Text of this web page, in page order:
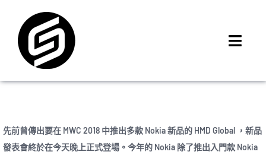
content
iPhone 回收價
先前曾傳出要在 MWC 2018 中推出多款 Nokia 新品的 HMD Global ，新品
發表會終於在今天晚上正式登場。今年的 Nokia 除了推出入門款 Nokia